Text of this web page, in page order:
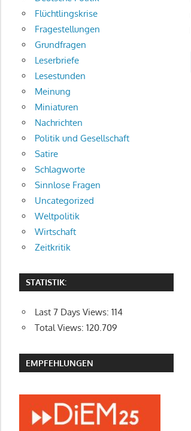
Flüchtlingskrise
Fragestellungen
Grundfragen
Leserbriefe
Lesestunden
Meinung
Miniaturen
Nachrichten
Politik und Gesellschaft
Satire
Schlagworte
Sinnlose Fragen
Uncategorized
Weltpolitik
Wirtschaft
Zeitkritik
STATISTIK:
Last 7 Days Views: 114
Total Views: 120.709
EMPFEHLUNGEN